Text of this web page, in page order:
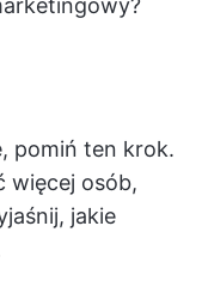
pomiń ten krok.
więcej osób,
jakie